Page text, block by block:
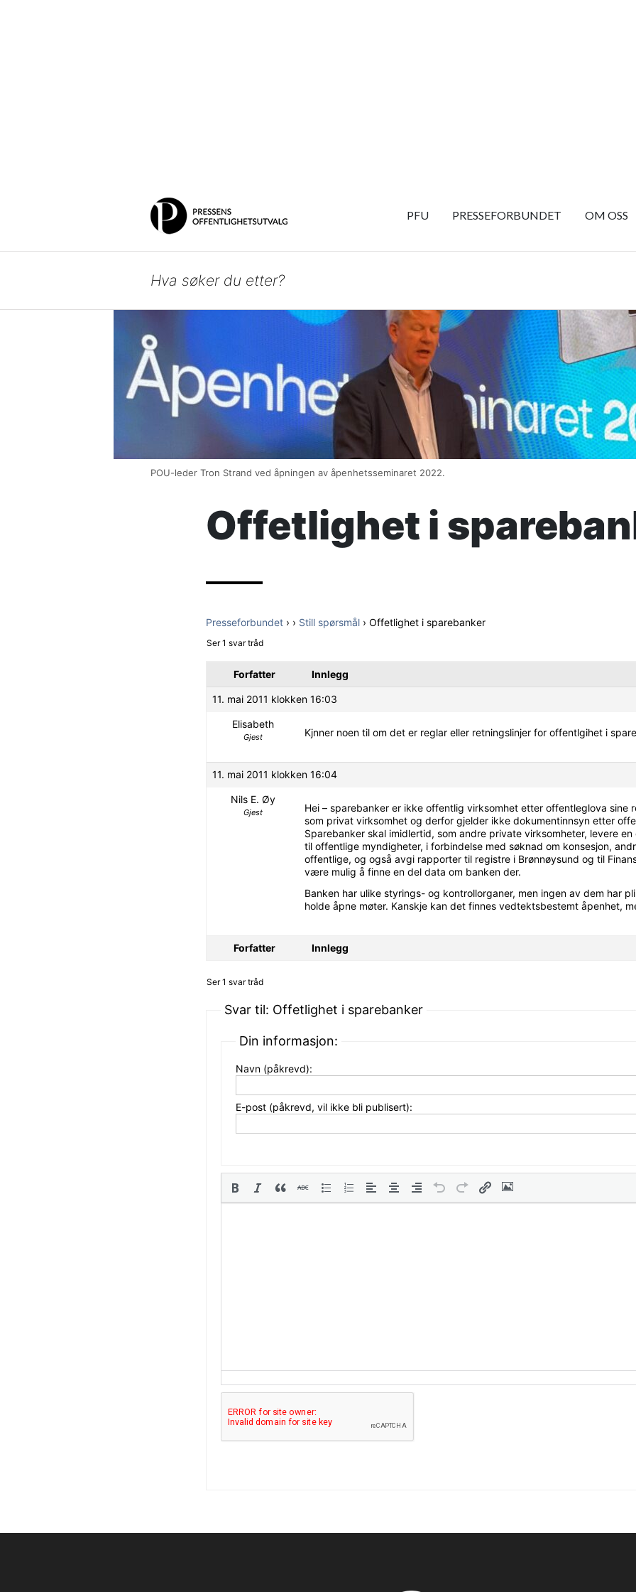
Skipp
innhold
PFU PRESSEFORBUNDET OM OSS
POU-leder Tron Strand ved åpningen av åpenhetsseminaret 2022.
Offetlighet i
Presseforbundet › › Still spørsmål › Offetlighet i sparebanker
Ser 1 svar tråd
Forfatter Innlegg
11. mai 2011 klokken 16:03
Elisabeth
Gjest Kjnner noen til om det er reglar eller retningslinjer for offentlgihet i
11. mai 2011 klokken 16:04
Nils E. Øy
Gjest
Hei – sparebanker er ikke offentlig virksomhet etter offentleglova sine
som privat virksomhet og derfor gjelder ikke dokumentinnsyn etter
Sparebanker skal imidlertid, som andre private virksomheter, levere
til offentlige myndigheter, i forbindelse med søknad om konsesjon,
offentlige, og også avgi rapporter til registre i Brønnøysund og til
være mulig å finne en del data om banken der.
Banken har ulike styrings- og kontrollorganer, men ingen av dem har
holde åpne møter. Kanskje kan det finnes vedtektsbestemt åpenhet,
Forfatter Innlegg
Ser 1 svar tråd
Svar til: Offetlighet i sparebanker
Din informasjon:
Navn (påkrevd):
E-post (påkrevd, vil ikke bli publisert):